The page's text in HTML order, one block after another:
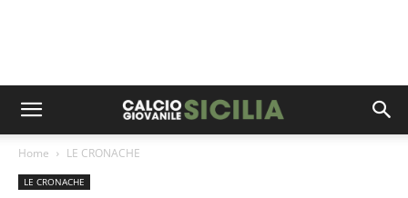
Home LE CRONACHE
LE CRONACHE